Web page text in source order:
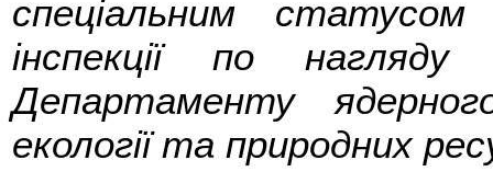
спеціальним
інспекції по
Департаменту
екології та природних